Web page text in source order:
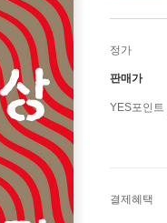
정가
판매가
YES포인트
결제혜택